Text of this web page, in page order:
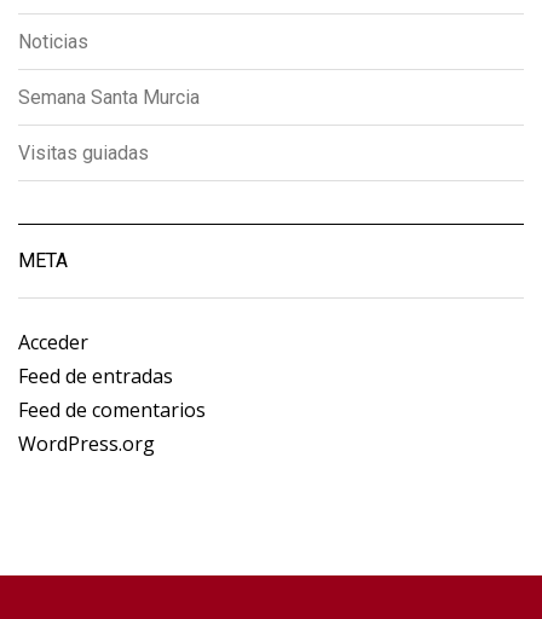
Noticias
Semana Santa Murcia
Visitas guiadas
META
Acceder
Feed de entradas
Feed de comentarios
WordPress.org